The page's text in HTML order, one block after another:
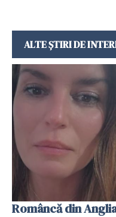
ALTE ȘTIRI DE
Româncă din